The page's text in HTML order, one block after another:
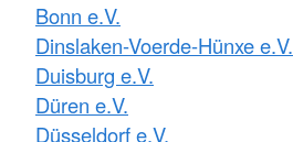
Bonn e.V.
Dinslaken-Voerde-Hünxe e.V.
Duisburg e.V.
Düren e.V.
Düsseldorf e.V.